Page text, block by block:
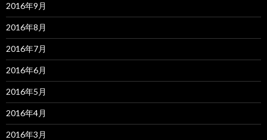
2016年9月
2016年8月
2016年7月
2016年6月
2016年5月
2016年4月
2016年3月